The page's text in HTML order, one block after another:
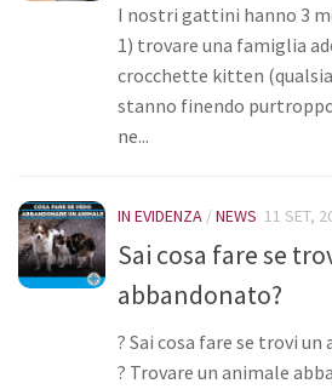
I nostri gattini hanno 3
1) trovare una famiglia
crocchette kitten
stanno finendo
ne...
IN EVIDENZA /NEWS 11 SET,
Sai cosa fare se
abbandonato?
? Sai cosa fare se trovi
? Trovare un animale